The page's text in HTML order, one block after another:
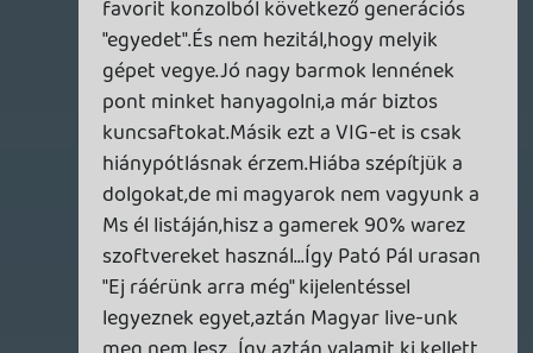
piacok...
Pukhi-zik 2008.10.27 18:53:42
náti 2008.10.29 10:24:50 #0lflh
mondjuk a legjobb, hogy minden dobozra
rá van írva, hogy a Live szolgáltatás nem
érhető el minden országban, tehát nem is
nagyon lehet azt mondani, hogy be
vagyunk csapva.
Gaben 2008.10.26 13:19:05
Tommy_Angelo 2008.10.28 18:08:48 #0lflg